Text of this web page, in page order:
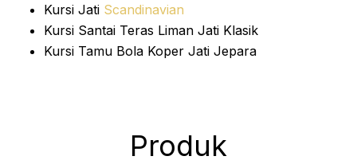
Kursi Jati Scandinavian
Kursi Santai Teras Liman Jati Klasik
Kursi Tamu Bola Koper Jati Jepara
Produk